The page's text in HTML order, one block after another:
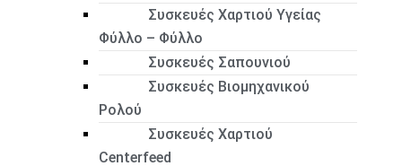
Συσκευές Χαρτιού Υγείας
Φύλλο – Φύλλο
Συσκευές Σαπουνιού
Συσκευές Βιομηχανικού
Ρολού
Συσκευές Χαρτιού
Centerfeed